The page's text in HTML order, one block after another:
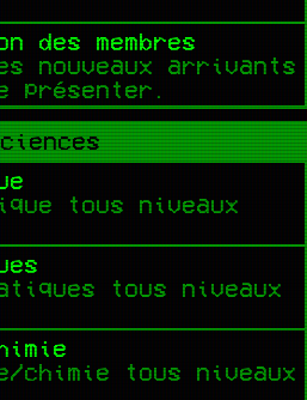
des membres
nouveaux arrivants
présenter.
tous niveaux
tous niveaux
chimie tous niveaux